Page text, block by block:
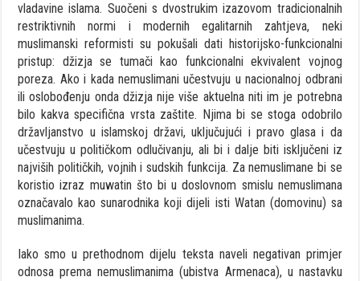
vladavine islama. Suočeni s dvostrukim izazovom tradicionalnih
restriktivnih normi i modernih egalitarnih zahtjeva, neki
muslimanski reformisti su pokušali dati historijsko-funkcionalni
pristup: džizja se tumači kao funkcionalni ekvivalent vojnog
poreza. Ako i kada nemuslimani učestvuju u nacionalnoj odbrani
ili oslobođenju onda džizja nije više aktuelna niti im je potrebna
bilo kakva specifična vrsta zaštite. Njima bi se stoga odobrilo
državljanstvo u islamskoj državi, uključujući i pravo glasa i da
učestvuju u političkom odlučivanju, ali bi i dalje biti isključeni iz
najviših političkih, vojnih i sudskih funkcija. Za nemuslimane bi se
koristio izraz muwatin što bi u doslovnom smislu nemuslimana
označavalo kao sunarodnika koji dijeli isti Watan (domovinu) sa
muslimanima.
Iako smo u prethodnom dijelu teksta naveli negativan primjer
odnosa prema nemuslimanima (ubistva Armenaca), u nastavku